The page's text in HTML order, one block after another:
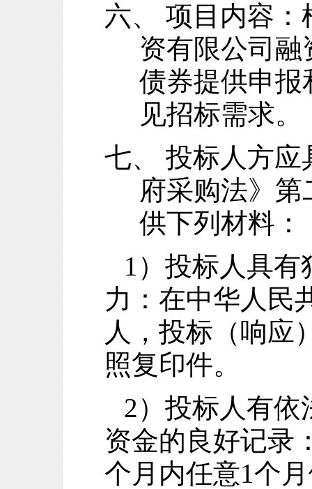
六、 项目内容
资有限公司
债券提供申报
见招标需求。
七、 投标人方
府采购法》
供下列材料：
1）投标人具
力：在中华人民
人，投标（响应
照复印件。
2）投标人有依
资金的良好记录
个月内任意1个